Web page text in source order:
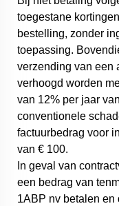
toegestane
bestelling, zonder
toepassing.
verzending van een
verhoogd worden
van 12% per jaar
conventionele
factuurbedrag voor
van € 100.
In geval van
een bedrag van
1ABP nv betalen en